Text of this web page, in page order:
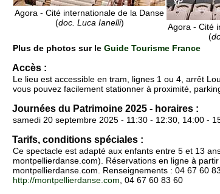
Agora - Cité internationale de la Danse
(doc. Luca Ianelli)
Agora - Cité
(
Plus de photos sur le Guide Tourisme France
Accès :
Le lieu est accessible en tram, lignes 1 ou 4, arrêt
vous pouvez facilement stationner à proximité,
Journées du Patrimoine 2025 - horaires :
samedi 20 septembre 2025 - 11:30 - 12:30, 14:00 -
Tarifs, conditions spéciales :
Ce spectacle est adapté aux enfants entre 5 et 13
montpellierdanse.com). Réservations en ligne à
montpellierdanse.com. Renseignements : 04 67 60
http://montpellierdanse.com, 04 67 60 83 60